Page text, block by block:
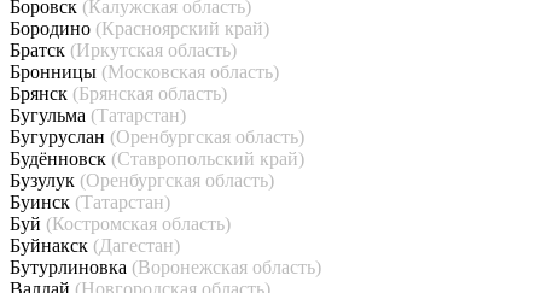
Боровск (Калужская область)
Бородино (Красноярский край)
Братск (Иркутская область)
Бронницы (Московская область)
Брянск (Брянская область)
Бугульма (Татарстан)
Бугуруслан (Оренбургская область)
Будённовск (Ставропольский край)
Бузулук (Оренбургская область)
Буинск (Татарстан)
Буй (Костромская область)
Буйнакск (Дагестан)
Бутурлиновка (Воронежская область)